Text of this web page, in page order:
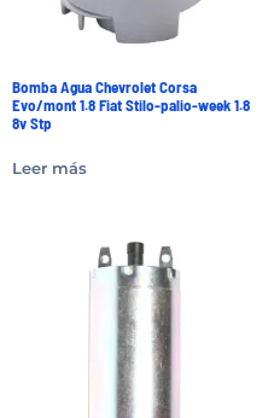
Bomba Agua Chevrolet Corsa
Evo/mont 1.8 Fiat Stilo-palio-week 1.8
8v Stp
Leer más